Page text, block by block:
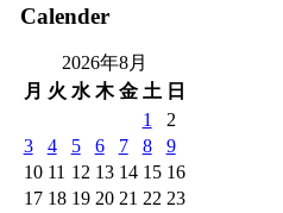
Calender
2026年8月
月 火 水 木 金 土 日
1
2
3
4 5 6 7 8
9
10 11 12 13 14 15 16
17 18 19 20 21 22 23